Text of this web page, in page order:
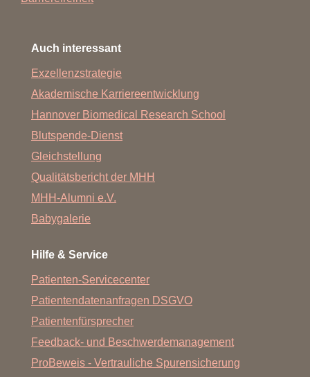
Auch interessant
Exzellenzstrategie
Akademische Karriereentwicklung
Hannover Biomedical Research School
Blutspende-Dienst
Gleichstellung
Qualitätsbericht der MHH
MHH-Alumni e.V.
Babygalerie
Hilfe & Service
Patienten-Servicecenter
Patientendatenanfragen DSGVO
Patientenfürsprecher
Feedback- und Beschwerdemanagement
ProBeweis - Vertrauliche Spurensicherung